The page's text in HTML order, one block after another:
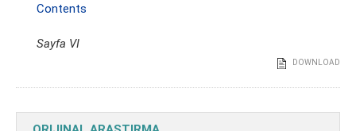
Contents
Sayfa VI
DOWNLOAD